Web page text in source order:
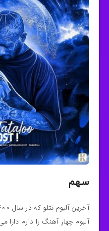
سهم
آلبوم چهار آهنگ را دارم دارا